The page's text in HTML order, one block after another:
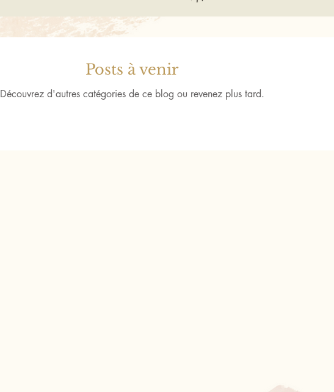
Posts à venir
Découvrez d'autres catégories de ce blog ou revenez plus tard.